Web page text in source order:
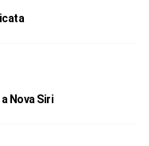
Nova Siri